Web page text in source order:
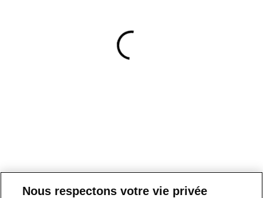
Nous respectons votre vie privée